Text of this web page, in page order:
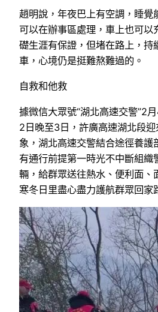
趙明說，年夜巴上有空調，睡覺
可以在辦事區處理，車上也可以
礎生涯有保證，但堵在路上，持
車，心境仍是挺難熬難過的。
自救和他救
據微信大眾號“湖北高速交警”2
2日晚至3日，許廣高速湖北段
象，湖北高速交警結合途徑養護
有通行前提第一時光不中斷組織
輛，給群眾送往熱水、便利面、
寒冬日里盡心盡力護航群眾回家